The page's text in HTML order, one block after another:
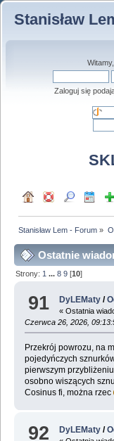
Stanisław
Witamy,
Zaloguj się
Stanisław Lem - Forum »
Ostatnie
Strony: 1 ...8 9 [10]
91 DyLEMaty /
« Ostatnia
Czerwca 26, 2026,
Przekrój powrozu, na
pojedyńczych
pierwszym
osobno wiszących
Cosinus fi, można rzec
92 DyLEMaty /